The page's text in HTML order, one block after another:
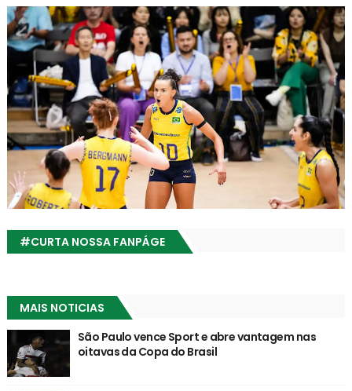
#CURTA NOSSA FANPÁGE
MAIS NOTICIAS
São Paulo vence Sport e abre vantagem nas
oitavas da Copa do Brasil